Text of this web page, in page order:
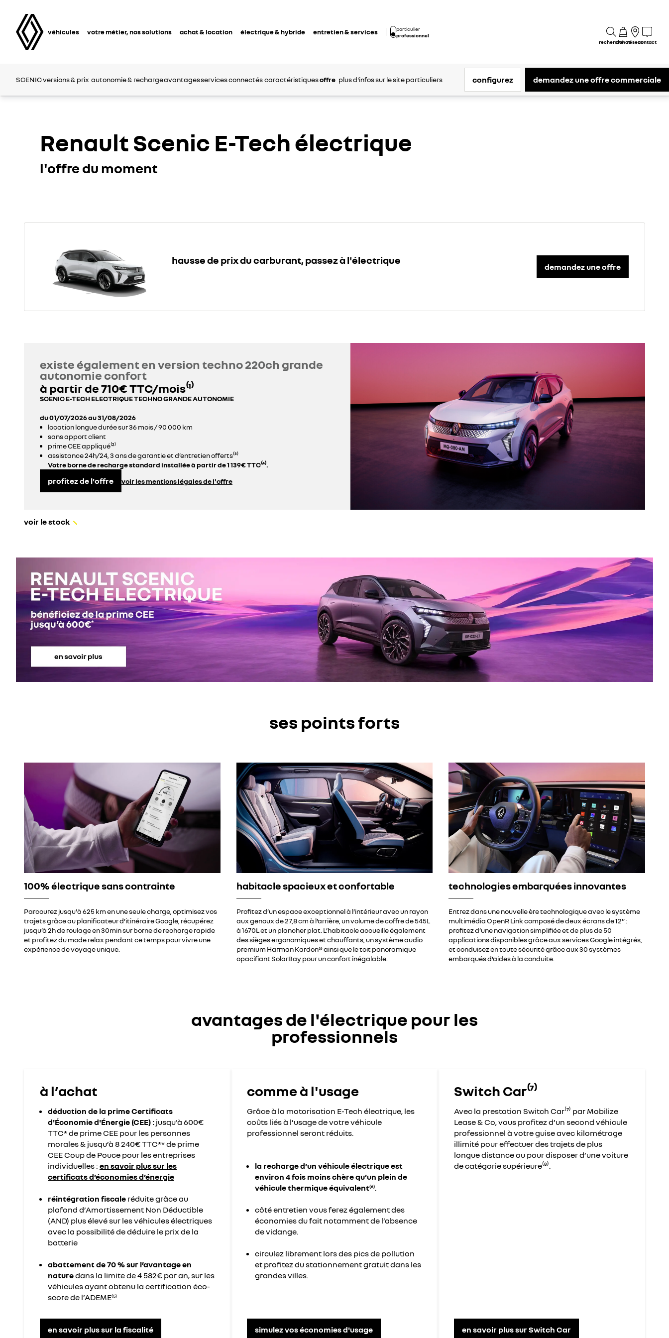
véhicules votre métier, nos solutions achat & location électrique & hybride entretien & services
particulier
professionnel
rechercheachatréseaucontact
SCENICversions & prix autonomie & rechargeavantagesservices connectéscaractéristiquesoffre plus d'infos sur le site particuliers configurez demandez une offre commerciale
Renault Scenic E-Tech électrique
l'offre du moment
hausse de prix du carburant, passez à l'électrique
demandez une offre
existe également en version techno 220ch grande
autonomie confort
à partir de 710€ TTC/mois⁽¹⁾
SCENIC E-TECH ELECTRIQUE TECHNO GRANDE AUTONOMIE
du 01/07/2026 au 31/08/2026
location longue durée sur 36 mois / 90 000 km
sans apport client
prime CEE appliqué⁽²⁾
assistance 24h/24, 3 ans de garantie et d’entretien offerts⁽³⁾
Votre borne de recharge standard installée à partir de 1 139€ TTC⁽⁴⁾.
profitez de l'offre voir les mentions légales de l'offre
voir le stock
ses points forts
100% électrique sans contrainte
Parcourez jusqu'à 625 km en une seule charge, optimisez vos
trajets grâce au planificateur d’itinéraire Google, récupérez
jusqu’à 2h de roulage en 30min sur borne de recharge rapide
et profitez du mode relax pendant ce temps pour vivre une
expérience de voyage unique.
habitacle spacieux et confortable
Profitez d’un espace exceptionnel à l’intérieur avec un rayon
aux genoux de 27,8 cm à l’arrière, un volume de coffre de 545L
à 1670L et un plancher plat. L’habitacle accueille également
des sièges ergonomiques et chauffants, un système audio
premium Harman Kardon® ainsi que le toit panoramique
opacifiant SolarBay pour un confort inégalable.
technologies embarquées innovantes
Entrez dans une nouvelle ère technologique avec le système
multimédia OpenR Link composé de deux écrans de 12’’ :
profitez d’une navigation simplifiée et de plus de 50
applications disponibles grâce aux services Google intégrés,
et conduisez en toute sécurité grâce aux 30 systèmes
embarqués d’aides à la conduite.
avantages de l'électrique pour les
professionnels
à l’achat
déduction de la prime Certificats
d'Économie d'Énergie (CEE) : jusqu'à 600€
TTC* de prime CEE pour les personnes
morales & jusqu’à 8 240€ TTC** de prime
CEE Coup de Pouce pour les entreprises
individuelles : en savoir plus sur les
certificats d’économies d’énergie
réintégration fiscale réduite grâce au
plafond d’Amortissement Non Déductible
(AND) plus élevé sur les véhicules électriques
avec la possibilité de déduire le prix de la
batterie
abattement de 70 % sur l’avantage en
naturedans la limite de 4 582€ par an, sur les
véhicules ayant obtenu la certification éco-
score de l’ADEME(5)
en savoir plus sur la fiscalité
comme à l'usage
Grâce à la motorisation E-Tech électrique, les
coûts liés à l’usage de votre véhicule
professionnel seront réduits.
la recharge d’un véhicule électrique est
environ 4 fois moins chère qu’un plein de
véhicule thermique équivalent(6).
côté entretien vous ferez également des
économies du fait notamment de l’absence
de vidange.
circulez librement lors des pics de pollution
et profitez du stationnement gratuit dans les
grandes villes.
simulez vos économies d'usage
Switch Car⁽⁷⁾
Avec la prestation Switch Car⁽⁷⁾ par Mobilize
Lease & Co, vous profitez d’un second véhicule
professionnel à votre guise avec kilométrage
illimité pour effectuer des trajets de plus
longue distance ou pour disposer d’une voiture
de catégorie supérieure⁽⁸⁾.
en savoir plus sur Switch Car